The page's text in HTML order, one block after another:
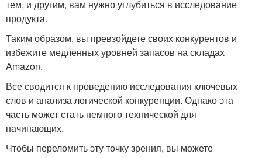
тем, и другим, вам нужно углубиться в исследование
продукта.
Таким образом, вы превзойдете своих конкурентов и
избежите медленных уровней запасов на складах
Amazon.
Все сводится к проведению исследования ключевых
слов и анализа логической конкуренции. Однако эта
часть может стать немного технической для
начинающих.
Чтобы переломить эту точку зрения, вы можете